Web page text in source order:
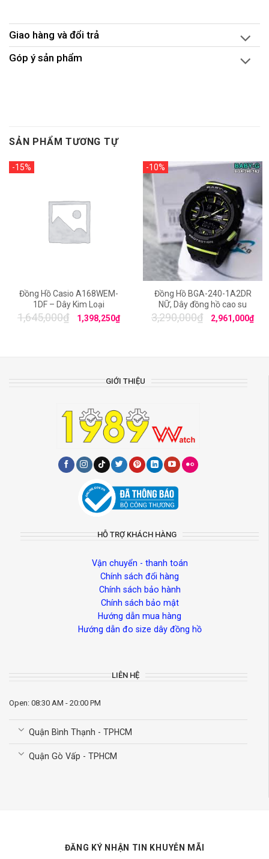
Giao hàng và đổi trả
Góp ý sản phẩm
SẢN PHẨM TƯƠNG TỰ
-15%
Đồng Hồ Casio A168WEM-
1DF – Dây Kim Loại
1,645,000₫ 1,398,250₫
-10%
Đồng Hồ BGA-240-1A2DR
NỮ, Dây đồng hồ cao su
3,290,000₫ 2,961,000₫
GIỚI THIỆU
HỖ TRỢ KHÁCH HÀNG
Vận chuyển - thanh toán
Chính sách đổi hàng
Chính sách bảo hành
Chính sách bảo mật
Hướng dẫn mua hàng
Hướng dẫn đo size dây đồng hồ
LIÊN HỆ
Open: 08:30 AM - 20:00 PM
Quận Bình Thạnh - TPHCM
Quận Gò Vấp - TPHCM
ĐĂNG KÝ NHẬN TIN KHUYỄN MÃI